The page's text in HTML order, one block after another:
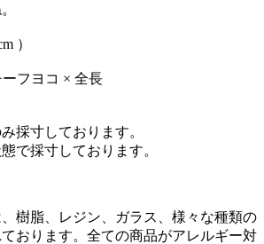
）
フヨコ × 全長
採寸しております。
で採寸しております。
、樹脂、レジン、ガラス、様々な種類の
おります。全ての商品がアレルギー対